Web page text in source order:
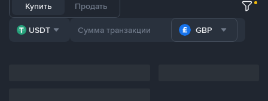
Купить Продать
USDT GBP